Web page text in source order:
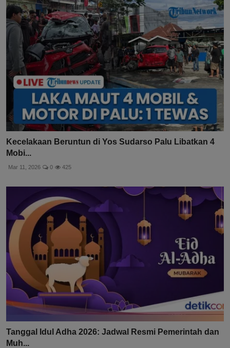
Kecelakaan Beruntun di Yos Sudarso Palu Libatkan 4
Mobi...
Mar 11, 2026 0 425
Tanggal Idul Adha 2026: Jadwal Resmi Pemerintah dan
Muh...